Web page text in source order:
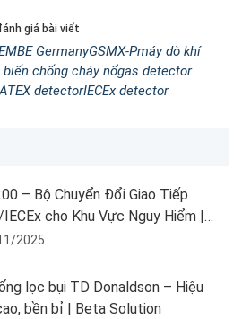
giá bài viết
GermanyGSMX-Pmáy dò khí
chống cháy nổgas detector
ATEX detectorIECEx detector
– Bộ Chuyển Đổi Giao Tiếp
cho Khu Vực Nguy Hiểm |
TOLEDO
2025
lọc bụi TD Donaldson – Hiệu
bền bỉ | Beta Solution